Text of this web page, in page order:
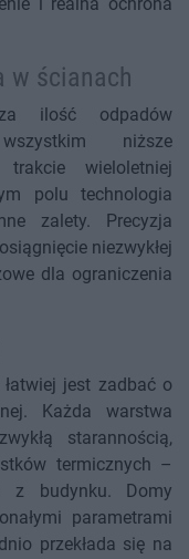
i realna ochrona
w ścianach
ilość odpadów
niższe
wieloletniej
polu technologia
zalety. Precyzja
niezwykłej
dla ograniczenia
jest zadbać o
Każda warstwa
starannością,
termicznych –
z budynku. Domy
parametrami
przekłada się na